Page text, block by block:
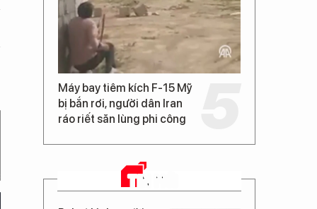
Máy bay tiêm kích F-15 Mỹ
bị bắn rơi, người dân Iran
ráo riết săn lùng phi công
TIN MỚI